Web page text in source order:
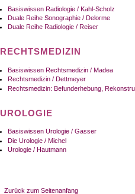
Basiswissen Radiologie / Kahl-Scholz
Duale Reihe Sonographie / Delorme
Duale Reihe Radiologie / Reiser
RECHTSMEDIZIN
Basiswissen Rechtsmedizin / Madea
Rechtsmedizin / Dettmeyer
Rechtsmedizin: Befunderhebung,
UROLOGIE
Basiswissen Urologie / Gasser
Die Urologie / Michel
Urologie / Hautmann
Zurück zum Seitenanfang